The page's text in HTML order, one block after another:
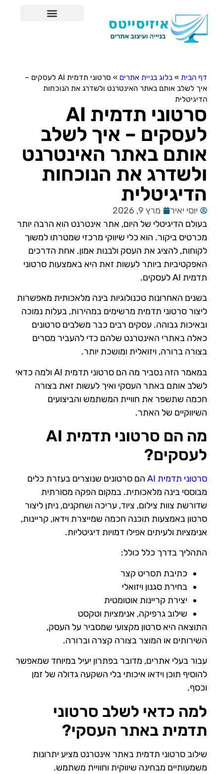
דף הבית » בלוג בניית אתרים »
סרטוני תדמית AI לעסקים –
איך לשלב אותם באתר האינטרנט ולשדרג את הנוכחות
הדיגיטלית
סרטוני תדמית AI
לעסקים – איך לשלב
אותם באתר האינטרנט
ולשדרג את הנוכחות
הדיגיטלית
יוסי יאיר
מרץ 9, 2026
בעולם הדיגיטלי של היום, אתר אינטרנט הוא הרבה יותר
מכרטיס ביקור. הוא כלי שיווקי מרכזי שמטרתו למשוך
לקוחות, להציג את העסק ולבנות אמון. אחת הדרכים
האפקטיביות ביותר לעשות זאת היא באמצעות סרטוני
תדמית AI לעסקים.
בשנים האחרונות טכנולוגיות בינה מלאכותית מאפשרות
ליצור סרטוני תדמית מרשימים במהירות, בעלות נמוכה
ובאיכות גבוהה. עסקים רבים כבר משלבים סרטונים
כאלה באתרי האינטרנט שלהם כדי להעביר מסרים
בצורה ברורה, ויזואלית ומושכת יותר.
במאמר הזה נסביר מה הם סרטוני תדמית AI ולמה כדאי
לשלב אותם באתר העסקי ואיך לעשות זאת בצורה
חכמה שתשפר את חוויית המשתמש והביצועים
השיווקיים של האתר.
מה הם סרטוני תדמית AI
לעסקים?
סרטוני תדמית AI
הם סרטונים שנוצרים בעזרת כלים
מבוססי בינה מלאכותית. במקום הפקה מסורתית
שדורשת צוות צילום, ציוד, עריכה ושחקנים, ניתן ליצור
סרטון באמצעות תוכנה חכמה שמייצרת וידאו, קריינות,
אנימציות ולעיתים אפילו דמויות דיגיטליות.
התהליך בדרך כלל כולל:
כתיבת תסריט קצר
בחירת סגנון ויזואלי
יצירת קריינות אוטומטית
שילוב גרפיקה, אנימציות וטקסט
התוצאה היא סרטון מקצועי שמסביר על העסק,
השירותים או המוצר בצורה קצרה וברורה.
עבור בעלי אתרים, מדובר בפתרון יעיל במיוחד שמאפשר
להוסיף תוכן וידאו איכותי בלי השקעה גדולה של זמן
וכסף.
למה כדאי לשלב סרטוני
תדמית באתר העסקי?
שילוב סרטוני תדמית באתר אינטרנט מציע יתרונות
משמעותיים מבחינה שיווקית וחוויית משתמש.